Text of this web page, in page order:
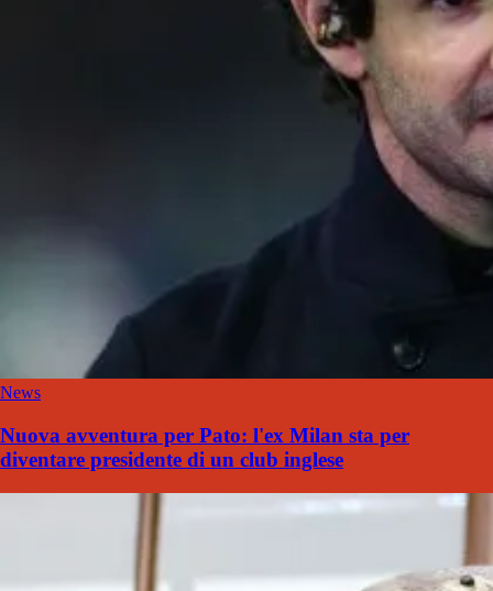
News
Nuova avventura per Pato: l'ex Milan sta per
diventare presidente di un club inglese